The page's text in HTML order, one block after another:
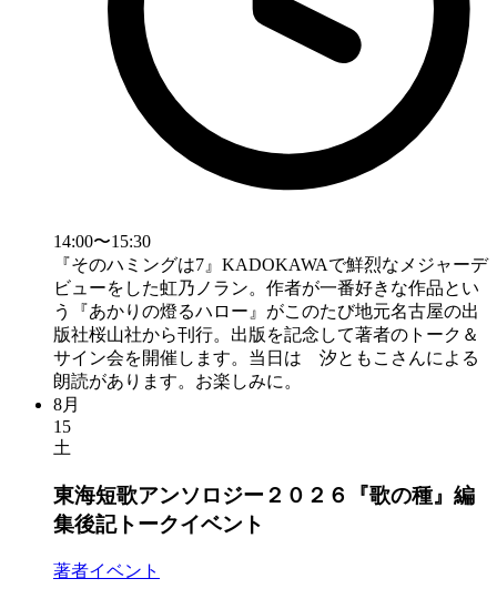
14:00〜15:30
『そのハミングは7』KADOKAWAで鮮烈なメジャーデ
ビューをした虹乃ノラン。作者が一番好きな作品とい
う『あかりの燈るハロー』がこのたび地元名古屋の出
版社桜山社から刊行。出版を記念して著者のトーク＆
サイン会を開催します。当日は 汐ともこさんによる
朗読があります。お楽しみに。
8月
15
土
東海短歌アンソロジー２０２６『歌の種』編
集後記トークイベント
著者イベント